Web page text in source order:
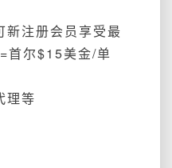
新注册会员享受最
首尔$15美金/单
理等